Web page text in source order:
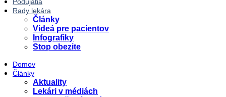
Rady lekára
Články
Videá pre pacientov
Infografiky
Stop obezite
Domov
Články
Aktuality
Lekári v médiách